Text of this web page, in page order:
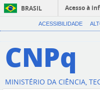
BRASIL
Acesso à
ACESSIBILIDADE
CNPq
MINISTÉRIO DA CIÊNCIA,